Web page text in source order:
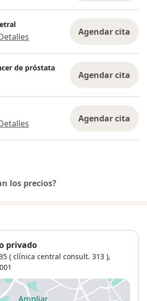
Agendar cita
de próstata
Agendar cita
Agendar cita
los precios?
privado
( clínica central consult. 313 ),
Ampliar